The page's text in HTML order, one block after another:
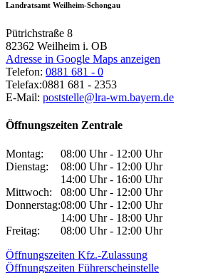
Landratsamt Weilheim-Schongau
Pütrichstraße 8
82362 Weilheim i. OB
Adresse in Google Maps anzeigen
Telefon: 0881 681 - 0
Telefax:0881 681 - 2353
E-Mail: poststelle@lra-wm.bayern.de
Öffnungszeiten Zentrale
Montag:
08:00 Uhr - 12:00 Uhr
Dienstag:
08:00 Uhr - 12:00 Uhr
14:00 Uhr - 16:00 Uhr
Mittwoch:
08:00 Uhr - 12:00 Uhr
Donnerstag:08:00 Uhr - 12:00 Uhr
14:00 Uhr - 18:00 Uhr
Freitag:
08:00 Uhr - 12:00 Uhr
Öffnungszeiten Kfz.-Zulassung
Öffnungszeiten Führerscheinstelle